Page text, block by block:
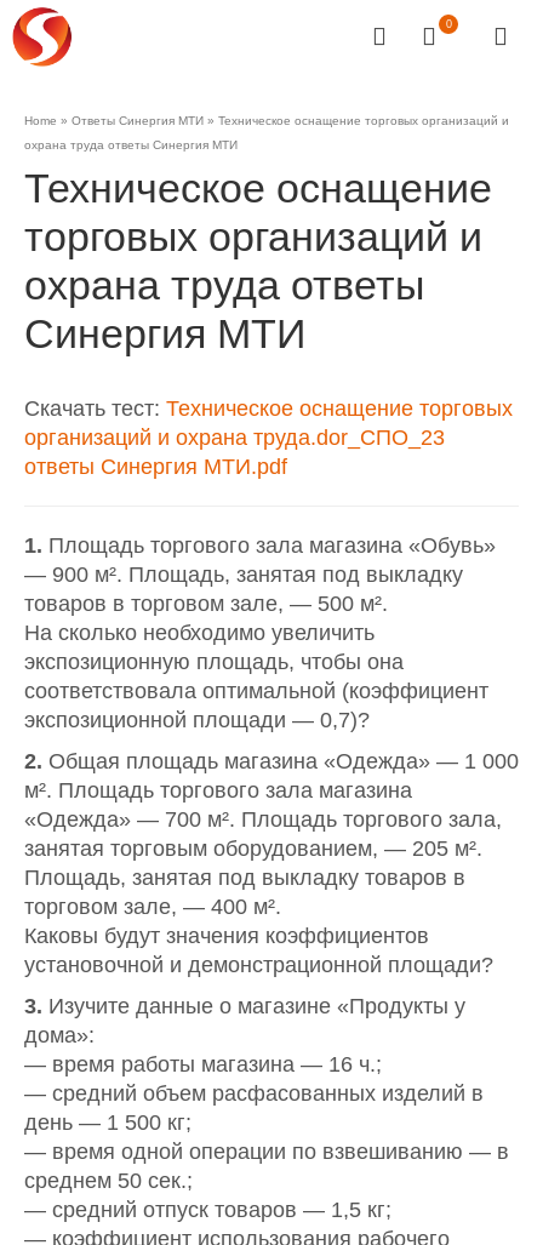
0
Home » Ответы Синергия МТИ » Техническое оснащение торговых организаций и
охрана труда ответы Синергия МТИ
Техническое оснащение
торговых организаций и
охрана труда ответы
Синергия МТИ
Скачать тест: Техническое оснащение торговых
организаций и охрана труда.dor_СПО_23
ответы Синергия МТИ.pdf
1. Площадь торгового зала магазина «Обувь»
— 900 м². Площадь, занятая под выкладку
товаров в торговом зале, — 500 м².
На сколько необходимо увеличить
экспозиционную площадь, чтобы она
соответствовала оптимальной (коэффициент
экспозиционной площади — 0,7)?
2. Общая площадь магазина «Одежда» — 1 000
м². Площадь торгового зала магазина
«Одежда» — 700 м². Площадь торгового зала,
занятая торговым оборудованием, — 205 м².
Площадь, занятая под выкладку товаров в
торговом зале, — 400 м².
Каковы будут значения коэффициентов
установочной и демонстрационной площади?
3. Изучите данные о магазине «Продукты у
дома»:
— время работы магазина — 16 ч.;
— средний объем расфасованных изделий в
день — 1 500 кг;
— время одной операции по взвешиванию — в
среднем 50 сек.;
— средний отпуск товаров — 1,5 кг;
— коэффициент использования рабочего